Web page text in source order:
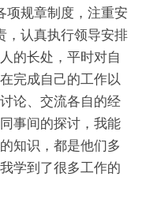
项规章制度，注重安
，认真执行领导安排
的长处，平时对自
完成自己的工作以
论、交流各自的经
事间的探讨，我能
知识，都是他们多
学到了很多工作的